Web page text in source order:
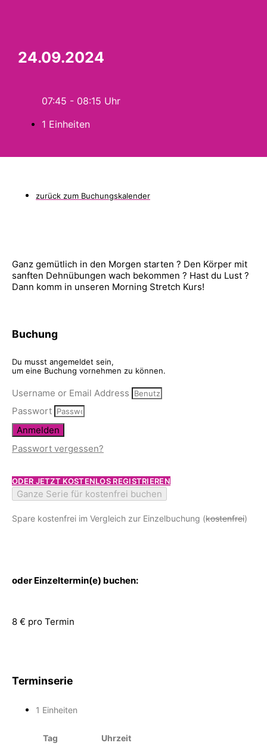
24.09.2024
07:45 - 08:15
1 Einheiten
zurück zum Buchungskalender
Ganz gemütlich in den Morgen starten ? Den Körper mit
sanften Dehnübungen wach bekommen ? Hast du Lust ?
Dann komm in unseren Morning Stretch Kurs!
Buchung
Du musst angemeldet sein,
um eine Buchung vornehmen zu können.
Username or Email Address
Passwort
Anmelden
Passwort vergessen?
ODER JETZT KOSTENLOS REGISTRIEREN
Ganze Serie für kostenfrei buchen
Spare kostenfrei im Vergleich zur Einzelbuchung (kostenfrei)
oder Einzeltermin(e) buchen:
8 € pro Termin
Terminserie
1 Einheiten
Tag Uhrzeit